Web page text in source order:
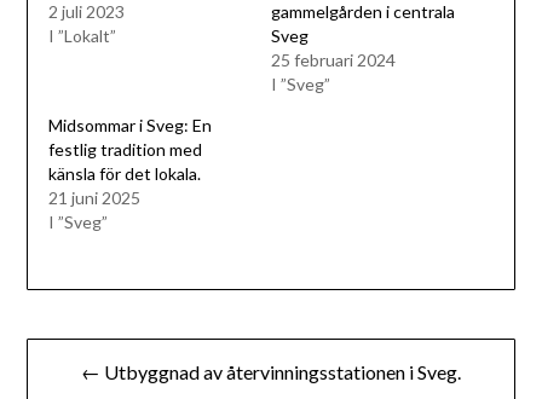
2 juli 2023
I ”Lokalt”
gammelgården i centrala
Sveg
25 februari 2024
I ”Sveg”
Midsommar i Sveg: En
festlig tradition med
känsla för det lokala.
21 juni 2025
I ”Sveg”
Inläggsnavigering
← Utbyggnad av återvinningsstationen i Sveg.